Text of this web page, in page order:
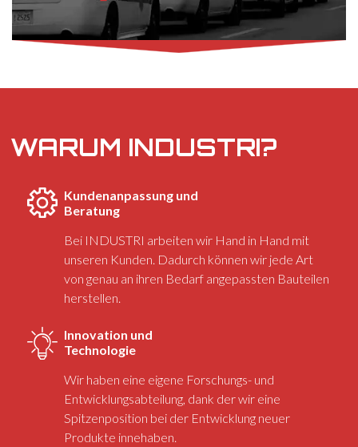
WARUM INDUSTRI?
Kundenanpassung und
Beratung
Bei INDUSTRI arbeiten wir Hand in Hand mit
unseren Kunden. Dadurch können wir jede Art
von genau an ihren Bedarf angepassten Bauteilen
herstellen.
Innovation und
Technologie
Wir haben eine eigene Forschungs- und
Entwicklungsabteilung, dank der wir eine
Spitzenposition bei der Entwicklung neuer
Produkte innehaben.